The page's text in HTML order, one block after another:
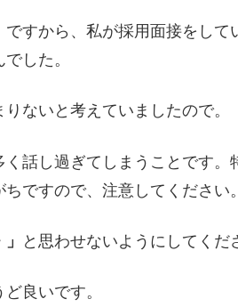
すから、私が採用面接をして
した。
ないと考えていましたので。
話し過ぎてしまうことです。
ですので、注意してください。
と思わせないようにしてくだ
良いです。